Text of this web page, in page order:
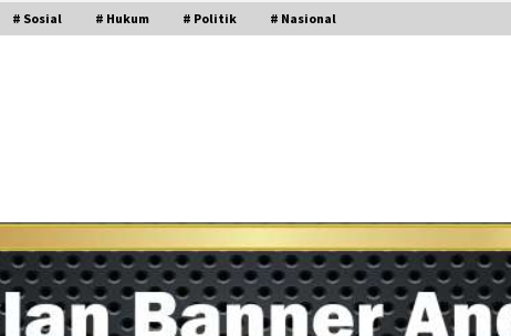
# Sosial # Hukum # Politik # Nasional